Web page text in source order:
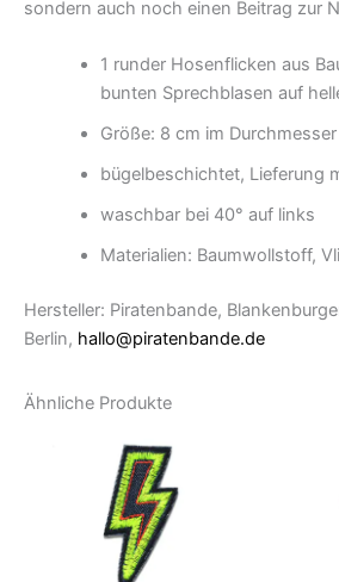
sondern auch noch einen Beitrag zur
1 runder Hosenflicken aus
bunten Sprechblasen auf
Größe: 8 cm im Durchmesser
bügelbeschichtet, Lieferung
waschbar bei 40° auf links
Materialien: Baumwollstoff,
Hersteller: Piratenbande,
Berlin, hallo@piratenbande.de
Ähnliche Produkte